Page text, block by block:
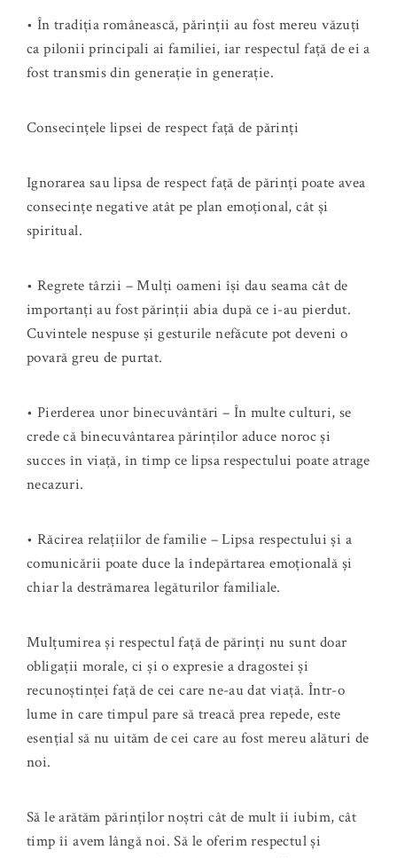
• În tradiția românească, părinții au fost mereu văzuți
ca pilonii principali ai familiei, iar respectul față de ei a
fost transmis din generație în generație.
Consecințele lipsei de respect față de părinți
Ignorarea sau lipsa de respect față de părinți poate avea
consecințe negative atât pe plan emoțional, cât și
spiritual.
• Regrete târzii – Mulți oameni își dau seama cât de
importanți au fost părinții abia după ce i-au pierdut.
Cuvintele nespuse și gesturile nefăcute pot deveni o
povară greu de purtat.
• Pierderea unor binecuvântări – În multe culturi, se
crede că binecuvântarea părinților aduce noroc și
succes în viață, în timp ce lipsa respectului poate atrage
necazuri.
• Răcirea relațiilor de familie – Lipsa respectului și a
comunicării poate duce la îndepărtarea emoțională și
chiar la destrămarea legăturilor familiale.
Mulțumirea și respectul față de părinți nu sunt doar
obligații morale, ci și o expresie a dragostei și
recunoștinței față de cei care ne-au dat viață. Într-o
lume în care timpul pare să treacă prea repede, este
esențial să nu uităm de cei care au fost mereu alături de
noi.
Să le arătăm părinților noștri cât de mult îi iubim, cât
timp îi avem lângă noi. Să le oferim respectul și